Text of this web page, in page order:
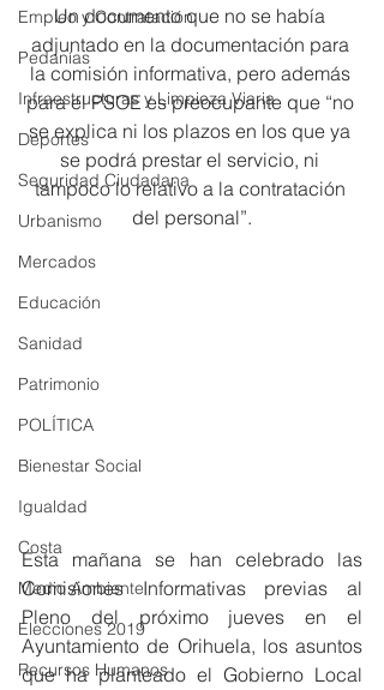
Empleo y Contratación
Pedanías
Infraestructuras y Limpieza Viaria
Deportes
Seguridad Ciudadana
Urbanismo
Mercados
Educación
Sanidad
Patrimonio
POLÍTICA
Bienestar Social
Igualdad
Costa
Medio Ambiente
Elecciones 2019
Recursos Humanos
Un documento que no se había
adjuntado en la documentación para
la comisión informativa, pero además
para el PSOE es preocupante que “no
se explica ni los plazos en los que ya
se podrá prestar el servicio, ni
tampoco lo relativo a la contratación
del personal”.
Esta mañana se han celebrado las
Comisiones Informativas previas al
Pleno del próximo jueves en el
Ayuntamiento de Orihuela, los asuntos
que ha planteado el Gobierno Local